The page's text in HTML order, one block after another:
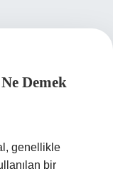
Demek
genellikle
bir